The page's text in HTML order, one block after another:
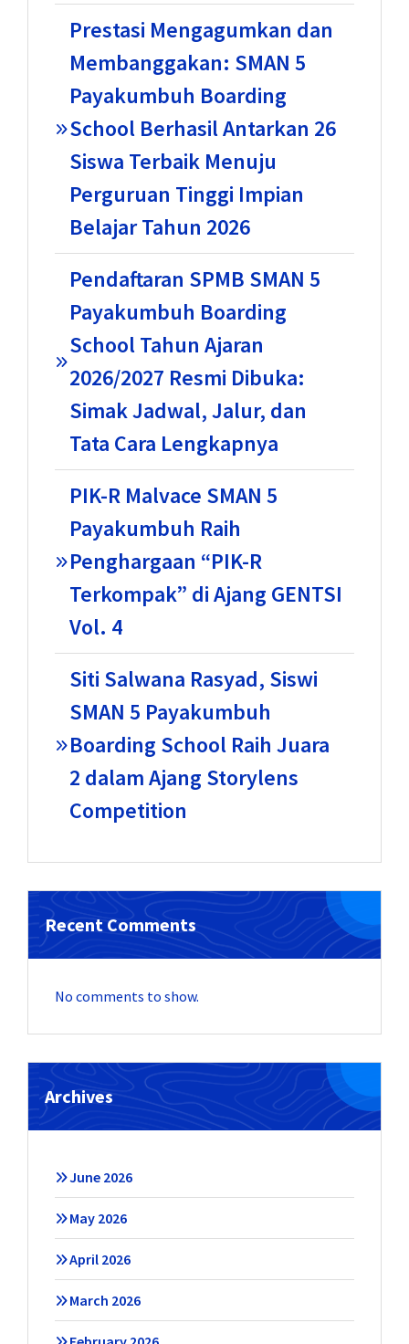
Prestasi Mengagumkan dan
Membanggakan: SMAN 5
Payakumbuh Boarding
School Berhasil Antarkan 26
Siswa Terbaik Menuju
Perguruan Tinggi Impian
Belajar Tahun 2026
Pendaftaran SPMB SMAN 5
Payakumbuh Boarding
School Tahun Ajaran
2026/2027 Resmi Dibuka:
Simak Jadwal, Jalur, dan
Tata Cara Lengkapnya
PIK-R Malvace SMAN 5
Payakumbuh Raih
Penghargaan “PIK-R
Terkompak” di Ajang GENTSI
Vol. 4
Siti Salwana Rasyad, Siswi
SMAN 5 Payakumbuh
Boarding School Raih Juara
2 dalam Ajang Storylens
Competition
Recent Comments
No comments to show.
Archives
June 2026
May 2026
April 2026
March 2026